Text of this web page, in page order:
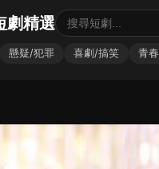
劇精選
懸疑/犯罪 喜劇/搞笑 青